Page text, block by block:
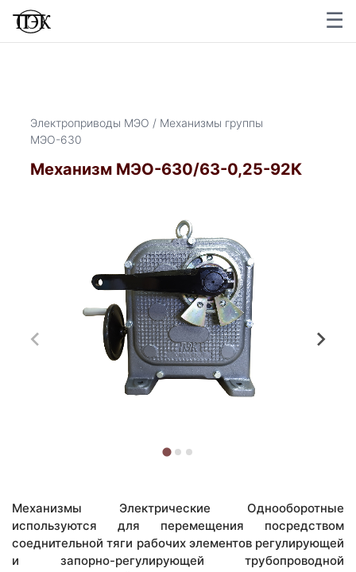
☰
×
Электроприводы МЭО / Механизмы группы
МЭО-630
Механизм МЭО-630/63-0,25-92К
Механизмы Электрические Однооборотные
используются для перемещения посредством
соеднительной тяги рабочих элементов регулирующей
и запорно-регулирующей трубопроводной